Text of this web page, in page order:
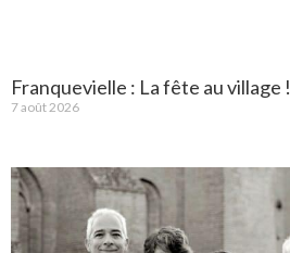
Franquevielle : La fête au village !
7 août 2026